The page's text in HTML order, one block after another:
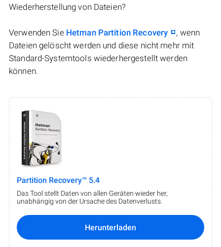
Wiederherstellung von Dateien?
Verwenden Sie Hetman Partition Recovery
, wenn
Dateien gelöscht werden und diese nicht mehr mit
Standard-Systemtools wiederhergestellt werden
können.
Partition Recovery™ 5.4
Das Tool stellt Daten von allen Geräten wieder her,
unabhängig von der Ursache des Datenverlusts.
Herunterladen